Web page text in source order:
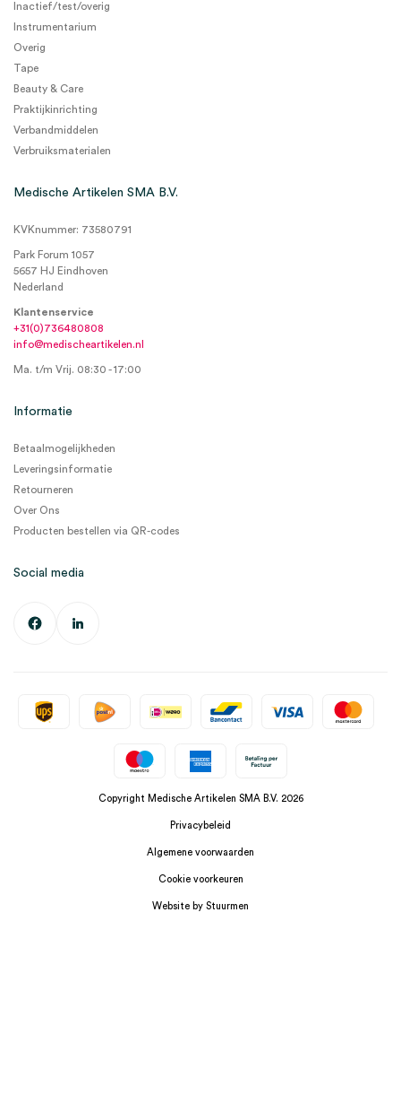
Inactief/test/overig
Instrumentarium
Overig
Tape
Beauty & Care
Praktijkinrichting
Verbandmiddelen
Verbruiksmaterialen
Medische Artikelen SMA B.V.
KVKnummer: 73580791
Park Forum 1057
5657 HJ Eindhoven
Nederland
Klantenservice
+31(0)736480808
info@medischeartikelen.nl
Ma. t/m Vrij. 08:30 - 17:00
Informatie
Betaalmogelijkheden
Leveringsinformatie
Retourneren
Over Ons
Producten bestellen via QR-codes
Social media
Copyright Medische Artikelen SMA B.V. 2026
Privacybeleid
Algemene voorwaarden
Cookie voorkeuren
Website by Stuurmen